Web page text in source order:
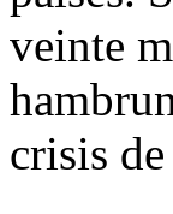
veinte
crisis